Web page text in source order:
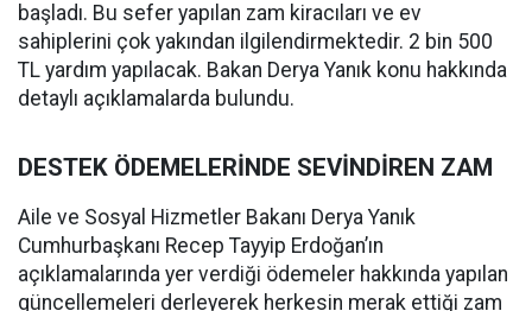
başladı. Bu sefer yapılan zam kiracıları ve ev
sahiplerini çok yakından ilgilendirmektedir. 2 bin 500
TL yardım yapılacak. Bakan Derya Yanık konu hakkında
detaylı açıklamalarda bulundu.
DESTEK ÖDEMELERİNDE SEVİNDİREN ZAM
Aile ve Sosyal Hizmetler Bakanı Derya Yanık
Cumhurbaşkanı Recep Tayyip Erdoğan’ın
açıklamalarında yer verdiği ödemeler hakkında yapılan
güncellemeleri derleyerek herkesin merak ettiği zam